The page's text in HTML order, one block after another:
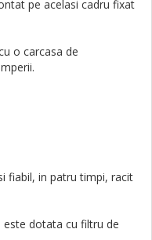
pe acelasi cadru fixat
o carcasa de
fiabil, in patru timpi, racit
este dotata cu filtru de